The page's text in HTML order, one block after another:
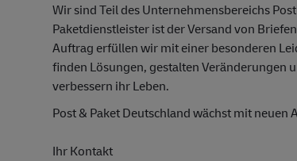
Wir sind Teil des Unternehmensbereichs
Paketdienstleister ist der Versand von
Auftrag erfüllen wir mit einer besonderen
finden Lösungen, gestalten Veränderungen
verbessern ihr Leben.
Post & Paket Deutschland wächst mit neuen
Ihr Kontakt